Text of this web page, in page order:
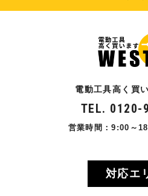
電動工具高く買
TEL. 0120-
営業時間：9:00～
対応エ